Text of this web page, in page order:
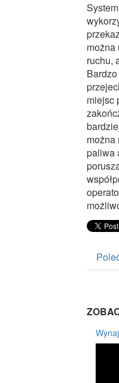
można
ruchu,
miejsc
można
paliwa